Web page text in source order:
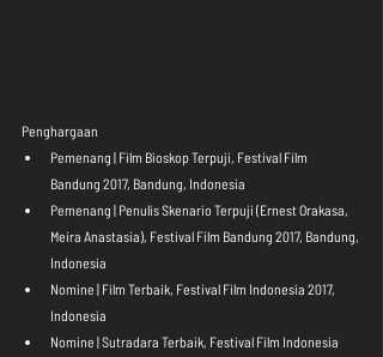
Penghargaan
Pemenang | Film Bioskop Terpuji, Festival Film
Bandung 2017, Bandung, Indonesia
Pemenang | Penulis Skenario Terpuji (Ernest Orakasa,
Meira Anastasia), Festival Film Bandung 2017, Bandung,
Indonesia
Nomine | Film Terbaik, Festival Film Indonesia 2017,
Indonesia
Nomine | Sutradara Terbaik, Festival Film Indonesia